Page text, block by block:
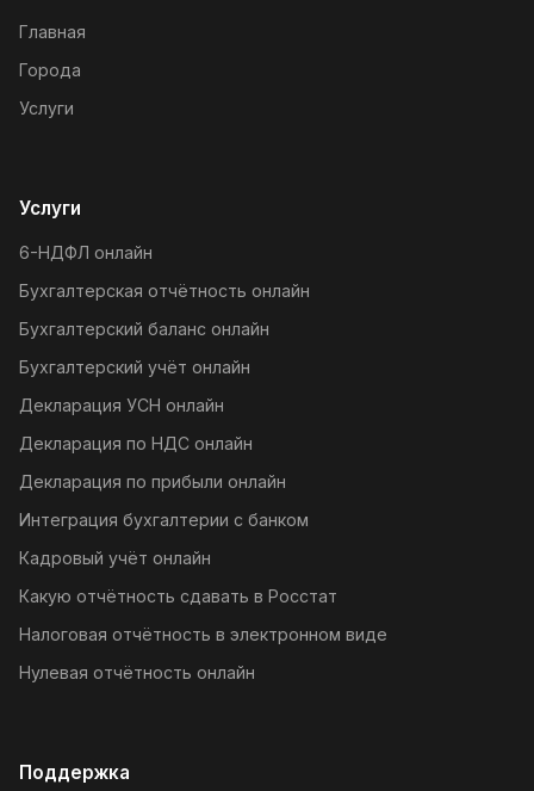
Главная
Города
Услуги
Услуги
6-НДФЛ онлайн
Бухгалтерская отчётность онлайн
Бухгалтерский баланс онлайн
Бухгалтерский учёт онлайн
Декларация УСН онлайн
Декларация по НДС онлайн
Декларация по прибыли онлайн
Интеграция бухгалтерии с банком
Кадровый учёт онлайн
Какую отчётность сдавать в Росстат
Налоговая отчётность в электронном виде
Нулевая отчётность онлайн
Поддержка